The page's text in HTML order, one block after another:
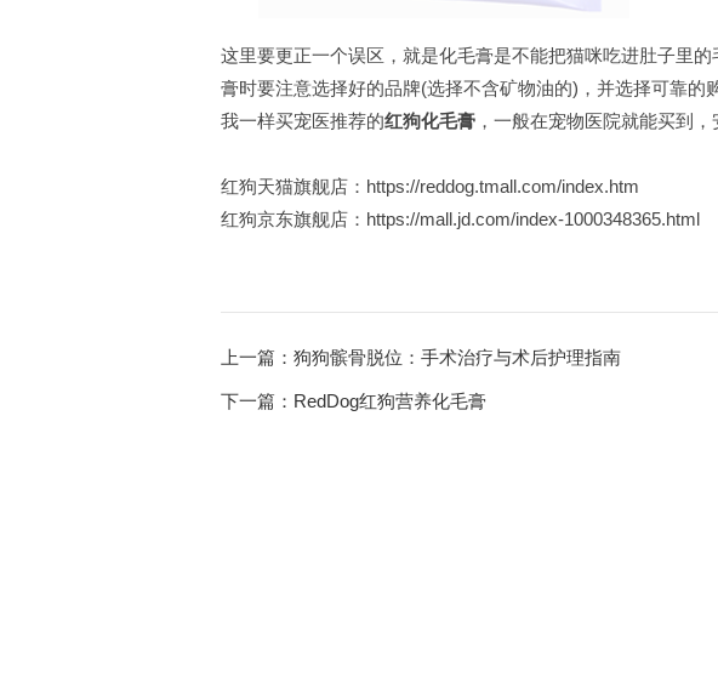
这里要更正一个误区，就是化毛膏是不能把猫咪吃进肚子里
膏时要注意选择好的品牌(选择不含矿物油的)，并选择可靠的
我一样买宠医推荐的红狗化毛膏 ，一般在宠物医院就能买到，
红狗天猫旗舰店： https://reddog.tmall.com/index.htm
红狗京东旗舰店： https://mall.jd.com/index-1000348365.html
上一篇：狗狗髌骨脱位：手术治疗与术后护理指南
下一篇：RedDog红狗营养化毛膏